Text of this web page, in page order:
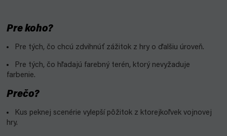
Pre koho?
Pre tých, čo chcú zdvihnúť zážitok z hry o ďalšiu úroveň.
Pre tých, čo hľadajú farebný terén, ktorý nevyžaduje
farbenie.
Prečo?
Kus peknej scenérie vylepší pôžitok z ktorejkoľvek vojnovej
hry.